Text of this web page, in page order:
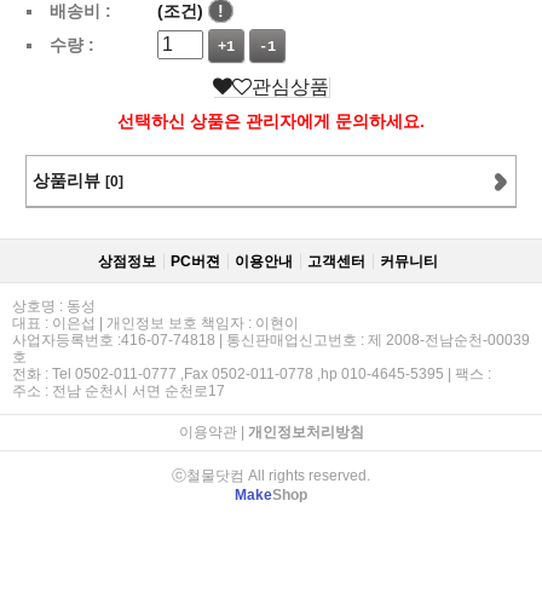
배송비 :
(조건)
!
수량 :
+1 -1
관심상품
선택하신 상품은 관리자에게 문의하세요.
상품리뷰 [0]
상점정보 PC버젼 이용안내 고객센터 커뮤니티
상호명 : 동성
대표 : 이은섭 | 개인정보 보호 책임자 : 이현이
사업자등록번호 :416-07-74818 | 통신판매업신고번호 : 제 2008-전남순천-00039
호
전화 : Tel 0502-011-0777 ,Fax 0502-011-0778 ,hp 010-4645-5395 | 팩스 :
주소 : 전남 순천시 서면 순천로17
이용약관| 개인정보처리방침
ⓒ철물닷컴 All rights reserved.
MakeShop